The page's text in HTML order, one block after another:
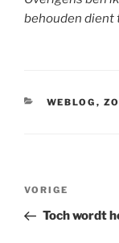
behouden dient
WEBLOG ,
Bericht
Vorig
bericht
VORIGE
Toch wordt